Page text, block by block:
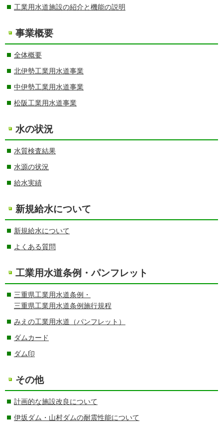
工業用水道施設の紹介と機能の説明
事業概要
全体概要
北伊勢工業用水道事業
中伊勢工業用水道事業
松阪工業用水道事業
水の状況
水質検査結果
水源の状況
給水実績
新規給水について
新規給水について
よくある質問
工業用水道条例・パンフレット
三重県工業用水道条例・
三重県工業用水道条例施行規程
みえの工業用水道（パンフレット）
ダムカード
ダム印
その他
計画的な施設改良について
伊坂ダム・山村ダムの耐震性能について